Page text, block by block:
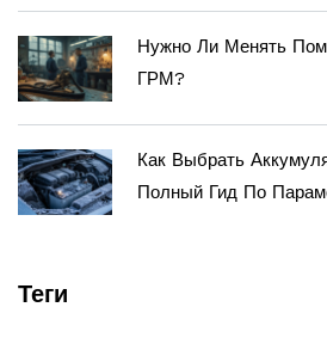
Нужно Ли Менять
ГРМ?
Как Выбрать
Полный Гид По
Теги